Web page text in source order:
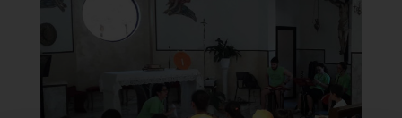
Carmine
Aula con giovani